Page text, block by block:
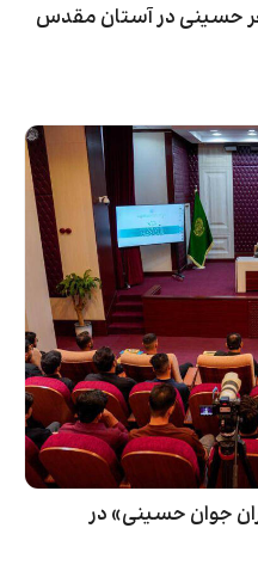
حسینی در آستان مقدس
جوان حسینی» در